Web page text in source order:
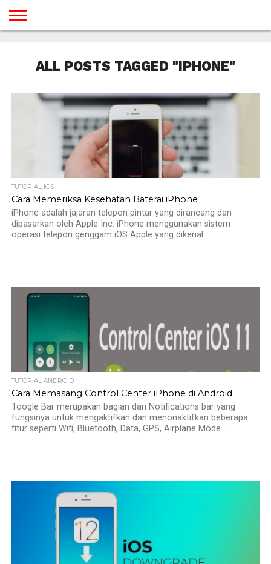
GAMES
DESAIN
ANDROID
IOS
YOUTUBE
INTERNET
WINDOWS
LINUX
MACINTOSH
MESSENGER
BLOGSPOT
WORDPRESS
PEMROGRAMAN
SEO
WEB
SERVER
ALL POSTS TAGGED "IPHONE"
TUTORIAL IOS
Cara Memeriksa Kesehatan Baterai iPhone
iPhone adalah jajaran telepon pintar yang dirancang dan
dipasarkan oleh Apple Inc. iPhone menggunakan sistem
operasi telepon genggam iOS Apple yang dikenal...
TUTORIAL ANDROID
Cara Memasang Control Center iPhone di Android
Toogle Bar merupakan bagian dari Notifications bar yang
fungsinya untuk mengaktifkan dan menonaktifkan beberapa
fitur seperti Wifi, Bluetooth, Data, GPS, Airplane Mode...